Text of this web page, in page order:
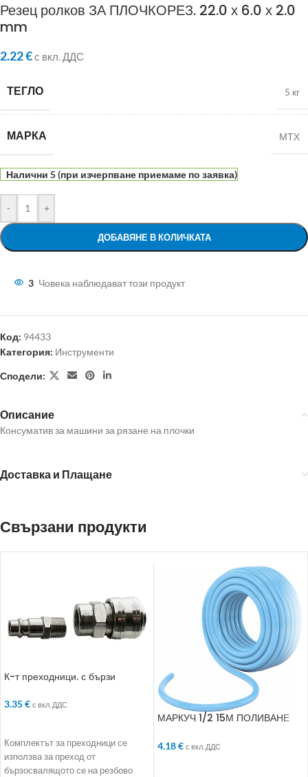
Резец ролков ЗА ПЛОЧКОРЕЗ. 22.0 х 6.0 х 2.0
mm
2.22€с вкл. ДДС
ТЕГЛО 5 кг
МАРКА МТХ
Налични 5 (при изчерпване приемаме по заявка)
- +
ДОБАВЯНЕ В КОЛИЧКАТА
3 Човека наблюдават този продукт
Код: 94433
Категория: Инструменти
Сподели:
Описание
Консуматив за машини за рязане на плочки
Доставка и Плащане
Свързани продукти
К-т преходници. с бързи
3.35€ с вкл. ДДС
Комплектът за преходници се
използва за преход от
бързосвалящото се на резбово
МАРКУЧ 1/2 15М ПОЛИВАНЕ
4.18€ с вкл. ДДС